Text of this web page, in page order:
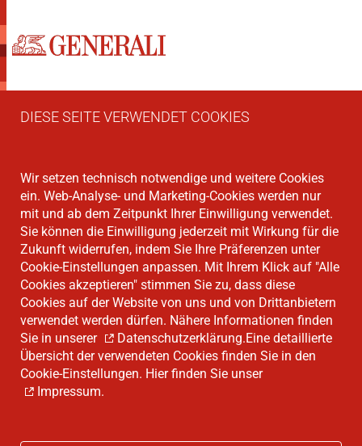
DIESE SEITE VERWENDET COOKIES
Wir setzen technisch notwendige und weitere Cookies
ein. Web-Analyse- und Marketing-Cookies werden nur
mit und ab dem Zeitpunkt Ihrer Einwilligung verwendet.
Sie können die Einwilligung jederzeit mit Wirkung für die
Zukunft widerrufen, indem Sie Ihre Präferenzen unter
Cookie-Einstellungen anpassen. Mit Ihrem Klick auf "Alle
Cookies akzeptieren" stimmen Sie zu, dass diese
Cookies auf der Website von uns und von Drittanbietern
verwendet werden dürfen. Nähere Informationen finden
Sie in unserer
Datenschutzerklärung.Eine detaillierte
Übersicht der verwendeten Cookies finden Sie in den
Cookie-Einstellungen. Hier finden Sie unser
Impressum.